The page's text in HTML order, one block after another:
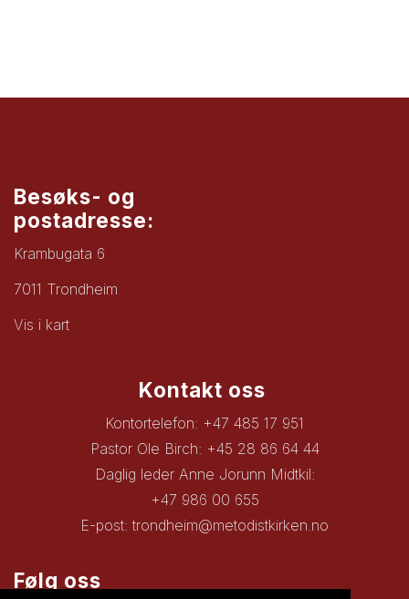
Besøks- og
postadresse:
Krambugata 6
7011 Trondheim
Vis i kart
Kontakt oss
Kontortelefon: +47 485 17 951
Pastor Ole Birch: +45 28 86 64 44
Daglig leder Anne Jorunn Midtkil:
+47 986 00 655
E-post:trondheim@metodistkirken.no
Følg oss